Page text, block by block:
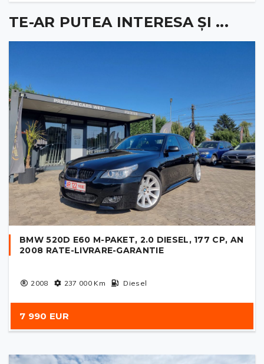
TE-AR PUTEA INTERESA ȘI ...
BMW 520D E60 M-PAKET, 2.0 DIESEL, 177 CP, AN
2008 RATE-LIVRARE-GARANTIE
2008 237 000Km Diesel
7 990 EUR